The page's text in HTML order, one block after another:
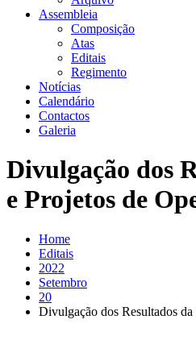
Assembleia
Composição
Atas
Editais
Regimento
Notícias
Calendário
Contactos
Galeria
Divulgação dos
e Projetos de
Home
Editais
2022
Setembro
20
Divulgação dos Resultados